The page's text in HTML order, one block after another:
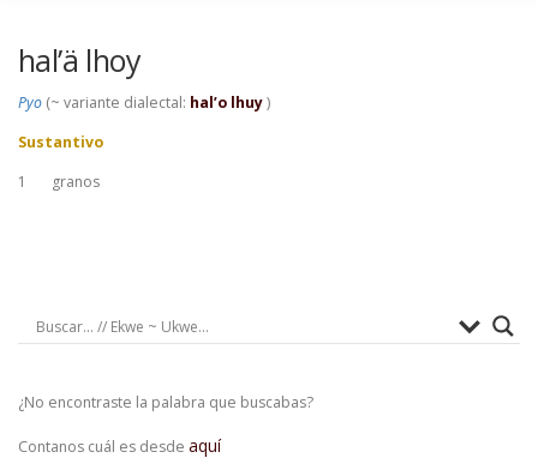
hal’ä lhoy
Pyo (~ variante dialectal: hal’o lhuy)
Sustantivo
1
granos
¿No encontraste la palabra que buscabas?
Contanos cuál es desde aquí